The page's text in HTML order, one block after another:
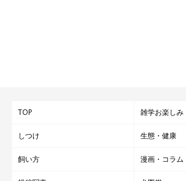
TOP 雑学お楽しみ
しつけ 生態・健康
飼い方 漫画・コラム